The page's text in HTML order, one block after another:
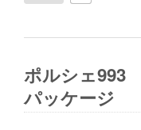
ポルシェ993
パッケージ